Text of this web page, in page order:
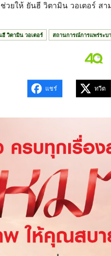
วยให้ ยันฮี วิตามิน วอเตอร์ ส
ฮี วิตามิน วอเตอร์ สถานการณ์การแพร่ระบ
แชร์ ทวีต